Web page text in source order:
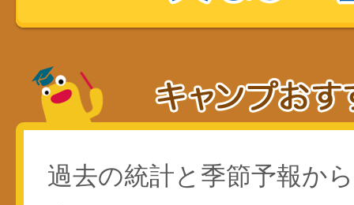
過去の統計と季節予報か